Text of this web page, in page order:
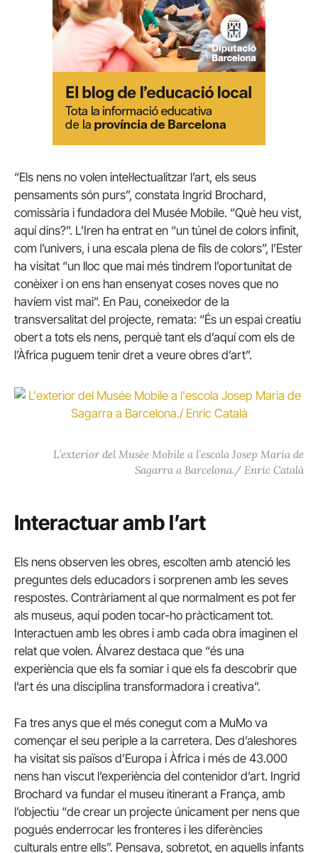
“Els nens no volen intel·lectualitzar l’art, els seus
pensaments són purs”, constata Ingrid Brochard,
comissària i fundadora del Musée Mobile. “Què heu vist,
aquí dins?”. L’Iren ha entrat en “un túnel de colors infinit,
com l’univers, i una escala plena de fils de colors”, l’Ester
ha visitat “un lloc que mai més tindrem l’oportunitat de
conèixer i on ens han ensenyat coses noves que no
havíem vist mai”. En Pau, coneixedor de la
transversalitat del projecte, remata: “És un espai creatiu
obert a tots els nens, perquè tant els d’aquí com els de
l’Àfrica puguem tenir dret a veure obres d’art”.
L’exterior del Musée Mobile a l’escola Josep Maria de
Sagarra a Barcelona./ Enric Català
Interactuar amb l’art
Els nens observen les obres, escolten amb atenció les
preguntes dels educadors i sorprenen amb les seves
respostes. Contràriament al que normalment es pot fer
als museus, aquí poden tocar-ho pràcticament tot.
Interactuen amb les obres i amb cada obra imaginen el
relat que volen. Álvarez destaca que “és una
experiència que els fa somiar i que els fa descobrir que
l’art és una disciplina transformadora i creativa”.
Fa tres anys que el més conegut com a MuMo va
començar el seu periple a la carretera. Des d’aleshores
ha visitat sis països d’Europa i Àfrica i més de 43.000
nens han viscut l’experiència del contenidor d’art. Ingrid
Brochard va fundar el museu itinerant a França, amb
l’objectiu “de crear un projecte únicament per nens que
pogués enderrocar les fronteres i les diferències
culturals entre ells”. Pensava, sobretot, en aquells infants